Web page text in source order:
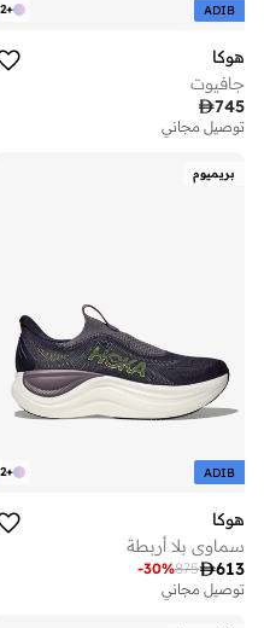
+
2 ADIB
هوكا
جافيوت
745
توصيل مجاني
بريميوم
+
2 ADIB
هوكا
سماوي بلا أربطة
613
875
-30%
توصيل مجاني